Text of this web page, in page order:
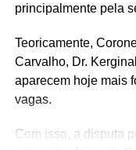
principalmente pela
Teoricamente,
Carvalho, Dr.
aparecem hoje mais
vagas.
Com isso, a disputa